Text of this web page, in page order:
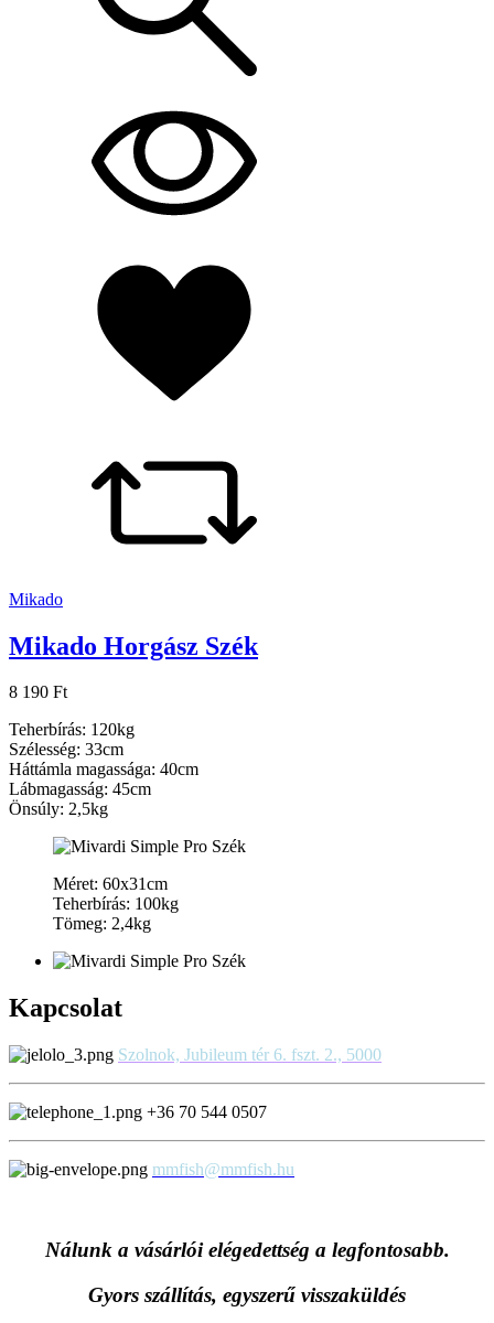
Mikado
Mikado Horgász Szék
8 190 Ft
Teherbírás: 120kg
Szélesség: 33cm
Háttámla magassága: 40cm
Lábmagasság: 45cm
Önsúly: 2,5kg
Méret: 60x31cm
Teherbírás: 100kg
Tömeg: 2,4kg
Kapcsolat
Szolnok, Jubileum tér 6. fszt. 2., 5000
+36 70 544 0507
mmfish@mmfish.hu
Nálunk a vásárlói elégedettség a legfontosabb.
Gyors szállítás, egyszerű visszaküldés